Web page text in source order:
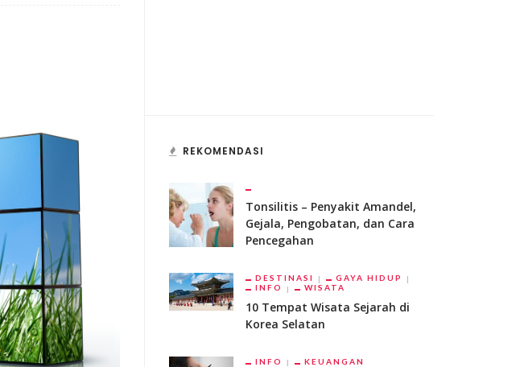
REKOMENDASI
Tonsilitis – Penyakit Amandel,
Gejala, Pengobatan, dan Cara
Pencegahan
DESTINASI
GAYA HIDUP
INFO
WISATA
10 Tempat Wisata Sejarah di
Korea Selatan
INFO KEUANGAN